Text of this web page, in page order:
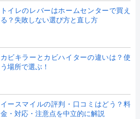
トイレのレバーはホームセンターで買え
る？失敗しない選び方と直し方
カビキラーとカビハイターの違いは？使
う場所で選ぶ！
イースマイルの評判・口コミはどう？料
金・対応・注意点を中立的に解説